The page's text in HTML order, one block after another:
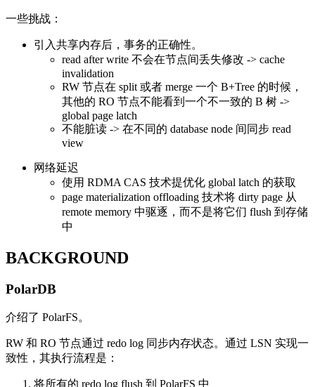
一些挑战：
引入共享内存后，事务的正确性。
read after write 不会在节点间丢失修改 -> cache
invalidation
RW 节点在 split 或者 merge 一个 B+Tree 的时候，
其他的 RO 节点不能看到一个不一致的 B 树 ->
global page latch
不能脏读 -> 在不同的 database node 间同步 read
view
网络延迟
使用 RDMA CAS 技术提优化 global latch 的获取
page materialization offloading 技术将 dirty page 从
remote memory 中驱逐，而不是将它们 flush 到存储
中
BACKGROUND
PolarDB
介绍了 PolarFS。
RW 和 RO 节点通过 redo log 同步内存状态。通过 LSN 实现一
致性，其执行流程是：
将所有的 redo log flush 到 PolarFS 中